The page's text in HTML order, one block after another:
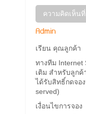
ความคิดเห็น
Admin
เรียน คุณลูกค้า
ทางทีม
เติม สำหรับลูกค้
ได้รับสิทธิ์กดจอง
served)
เงื่อนไขการจอง